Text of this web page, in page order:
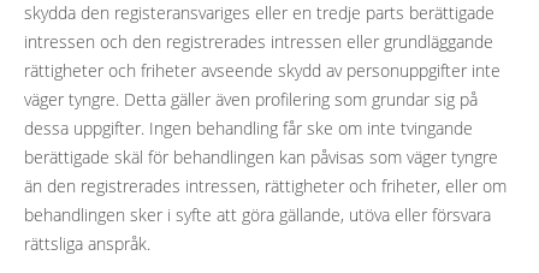
skydda den registeransvariges eller en tredje parts berättigade
intressen och den registrerades intressen eller grundläggande
rättigheter och friheter avseende skydd av personuppgifter inte
väger tyngre. Detta gäller även profilering som grundar sig på
dessa uppgifter. Ingen behandling får ske om inte tvingande
berättigade skäl för behandlingen kan påvisas som väger tyngre
än den registrerades intressen, rättigheter och friheter, eller om
behandlingen sker i syfte att göra gällande, utöva eller försvara
rättsliga anspråk.